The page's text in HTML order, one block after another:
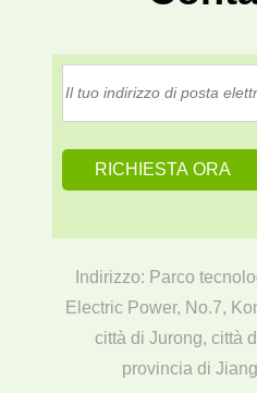
Indirizzo: Parco
Electric Power, No.7,
città di Jurong, città
provincia di